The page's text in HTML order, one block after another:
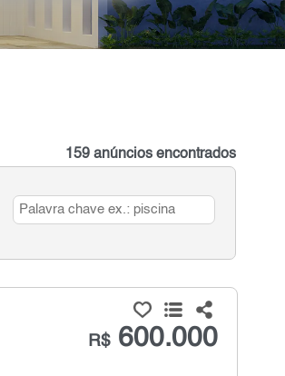
159 anúncios encontrados
R$600.000